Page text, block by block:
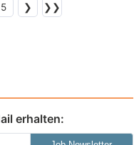
5 ❯ ❯❯
erhalten: